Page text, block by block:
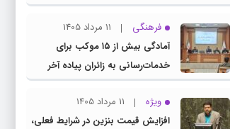
انتخابیه در نشست مشترک عضو
کمیسیون آموزش مجلس با مدیرکل
آموزش و پرورش خراسان رضوی
فرهنگی
11 مرداد 1405
آمادگی بیش از ۱۵ موکب برای
خدمات‌رسانی به زائران پیاده آخر
صفر در شهرستان چناران
ویژه
11 مرداد 1405
افزایش قیمت بنزین در شرایط فعلی،